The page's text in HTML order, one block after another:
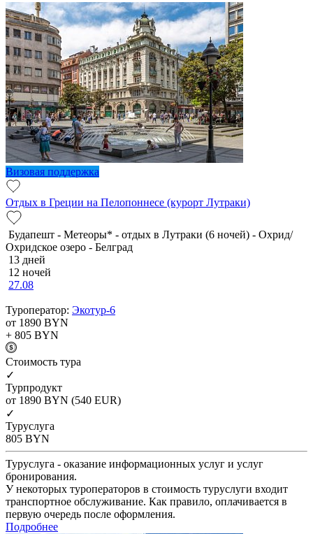
Визовая поддержка
Отдых в Греции на Пелопоннесе (курорт Лутраки)
Будапешт - Метеоры* - отдых в Лутраки (6 ночей) - Охрид/
Охридское озеро - Белград
13 дней
12 ночей
27.08
Туроператор: Экотур-6
от 1890 BYN
+ 805 BYN
Cтоимость тура
✓
Турпродукт
от 1890 BYN (540 EUR)
✓
Туруслуга
805 BYN
Туруслуга - оказание информационных услуг и услуг
бронирования.
У некоторых туроператоров в стоимость туруслуги входит
транспортное обслуживание. Как правило, оплачивается в
первую очередь после оформления.
Подробнее